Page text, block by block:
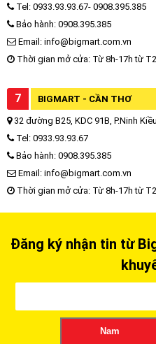
Tel: 0933.93.93.67- 0908.395.385
Bảo hành: 0908.395.385
Email: info@bigmart.com.vn
Thời gian mở cửa: Từ 8h-17h từ
7 BIGMART - CẦN THƠ
32 đường B25, KDC 91B, P.Ninh
Tel: 0933.93.93.67
Bảo hành: 0908.395.385
Email: info@bigmart.com.vn
Thời gian mở cửa: Từ 8h-17h từ
Đăng ký nhận tin từ
Nam